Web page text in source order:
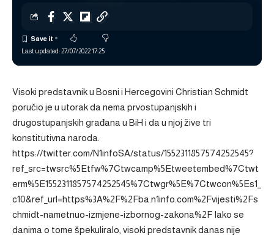
Last updated: 27/07/2022 17:25
Visoki predstavnik u Bosni i Hercegovini Christian Schmidt
poručio je u utorak da nema prvostupanjskih i
drugostupanjskih građana u BiH i da u njoj žive tri
konstitutivna naroda.
https://twitter.com/N1infoSA/status/1552311857574252545?
ref_src=twsrc%5Etfw%7Ctwcamp%5Etweetembed%7Ctwt
erm%5E1552311857574252545%7Ctwgr%5E%7Ctwcon%5Es1_
c10&ref_url=https%3A%2F%2Fba.n1info.com%2Fvijesti%2Fs
chmidt-nametnuo-izmjene-izbornog-zakona%2F Iako se
danima o tome špekuliralo, visoki predstavnik danas nije